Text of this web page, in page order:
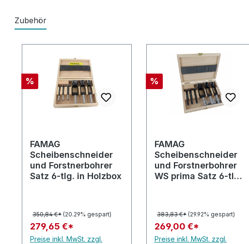
Zubehör
Rabatt
%
FAMAG
Scheibenschneider
und Forstnerbohrer
Satz 6-tlg. in Holzbox
350,84 €* (20.29% gespart)
279,65 €*
Preise inkl. MwSt. zzgl.
Rabatt
%
FAMAG
Scheibenschneider
und Forstnerbohrer
WS prima Satz 6-tlg.
383,83 €* (29.92% gespart)
269,00 €*
Preise inkl. MwSt. zzgl.